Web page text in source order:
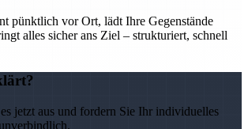
pünktlich vor Ort, lädt Ihre Gegenstände
alles sicher ans Ziel – strukturiert, schnell
jetzt aus und fordern Sie Ihr individuelles